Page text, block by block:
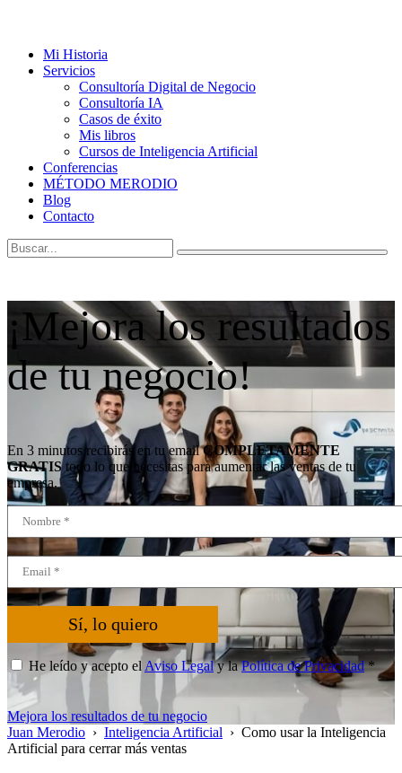
Mi Historia
Servicios
Consultoría Digital de Negocio
Consultoría IA
Casos de éxito
Mis libros
Cursos de Inteligencia Artificial
Conferencias
MÉTODO MERODIO
Blog
Contacto
¡Mejora los resultados
de tu negocio!
En 3 minutos recibirás en tu emailCOMPLETAMENTE
GRATIStodo lo que necesitas para aumentar las ventas de tu
empresa.
Sí, lo quiero
He leído y acepto el Aviso Legaly laPolítica de Privacidad*
Mejora los resultados de tu negocio
Juan Merodio › Inteligencia Artificial › Como usar la Inteligencia
Artificial para cerrar más ventas